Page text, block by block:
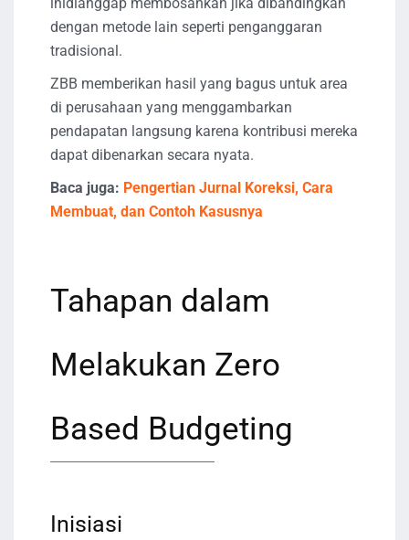
dengan metode lain seperti penganggaran
tradisional.
ZBB memberikan hasil yang bagus untuk area
di perusahaan yang menggambarkan
pendapatan langsung karena kontribusi mereka
dapat dibenarkan secara nyata.
Baca juga: Pengertian Jurnal Koreksi, Cara
Membuat, dan Contoh Kasusnya
Tahapan dalam
Melakukan Zero
Based Budgeting
Inisiasi